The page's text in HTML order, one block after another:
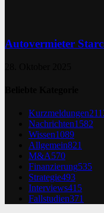
Autovermieter
Kurzmeldungen
Nachrichten1582
Wissen1089
Allgemein821
M&A570
Finanzierung535
Strategie493
Interviews415
Fallstudien371